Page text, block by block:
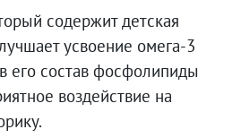
содержит детская
усвоение омега-3
его состав фосфолипиды
воздействие на